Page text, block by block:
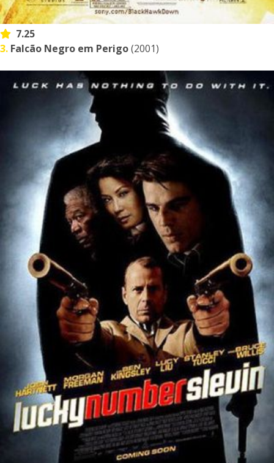
7.25
3. Falcão Negro em Perigo(2001)